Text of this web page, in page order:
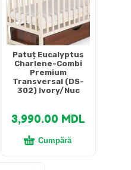
Patuț Eucalyptus
Charlene-Combi
Premium
Transversal (DS-
302) Ivory/Nuc
3,990.00 MDL
Cumpără